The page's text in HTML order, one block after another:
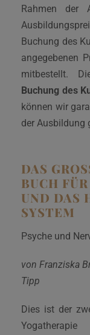
Rahmen der
Buchung des
angegebenen
mitbestellt.
Buchung des
können wir
der Ausbildung
DAS
BUCH
UND DAS
SYSTEM
Psyche und
von Franziska
Tipp
Dies ist der